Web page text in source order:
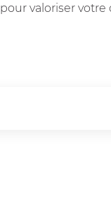
pour valoriser